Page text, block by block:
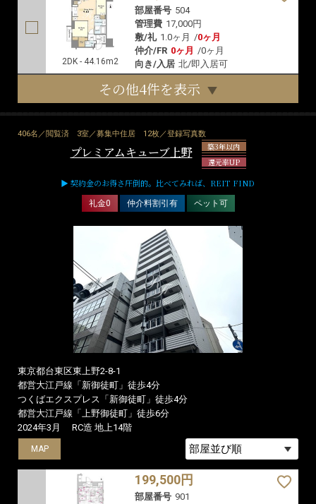
2DK - 44.16m2
部屋番号 504
管理費 17,000円
敷/礼 1.0ヶ月 /0ヶ月
仲介/FR 0ヶ月 /0ヶ月
向き/入居 北/即入居可
その他4件を表示
406名／閲覧済 3室／募集中住居 12枚／登録写真数
プレミアムキューブ上野
築3年以内
還元率UP
▶ 契約金のお得さ圧倒的。比べてみれば、REIT FIND
礼金0 仲介料割引有 ペット可
東京都台東区東上野2-8-1
都営大江戸線「新御徒町」徒歩4分
つくばエクスプレス「新御徒町」徒歩4分
都営大江戸線「上野御徒町」徒歩6分
2024年3月
RC造 地上14階
MAP
199,500円
部屋番号 901
MAP
MAP